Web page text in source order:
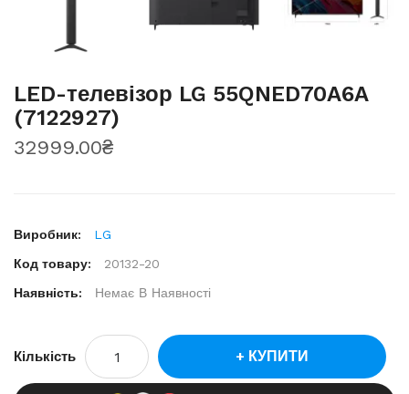
LED-телевізор LG 55QNED70A6A
(7122927)
32999.00₴
Виробник:
LG
Код товару:
20132-20
Наявність:
Немає В Наявності
Кількість КУПИТИ